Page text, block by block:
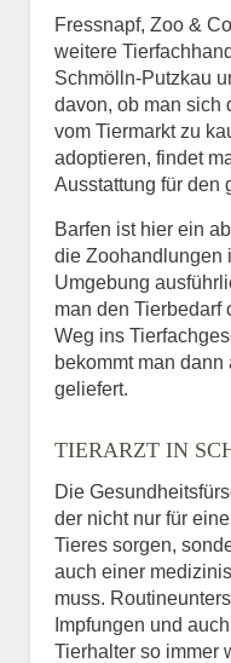
Fressnapf, Zoo &
weitere
Schmölln-Putzkau
davon, ob man sich
vom Tiermarkt zu
adoptieren, findet
Ausstattung für den
Barfen ist hier ein
die Zoohandlungen
Umgebung
man den Tierbedarf
Weg ins
bekommt man
geliefert.
TIERARZT IN
Die
der nicht nur für
Tieres sorgen,
auch einer
muss.
Impfungen und
Tierhalter so immer